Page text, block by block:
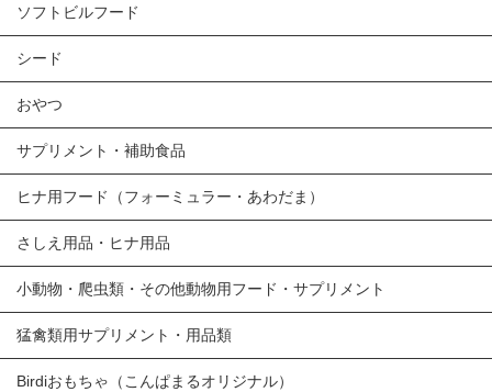
ソフトビルフード
シード
おやつ
サプリメント・補助食品
ヒナ用フード（フォーミュラー・あわだま）
さしえ用品・ヒナ用品
小動物・爬虫類・その他動物用フード・サプリメント
猛禽類用サプリメント・用品類
Birdiおもちゃ（こんぱまるオリジナル）